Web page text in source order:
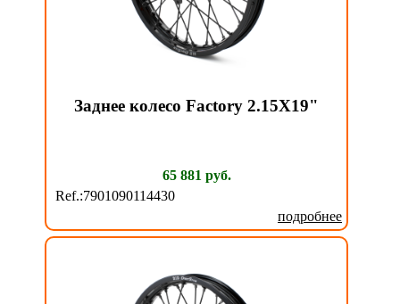
Заднее колесо Factory 2.15X19"
65 881 руб.
Ref.:7901090114430
подробнее